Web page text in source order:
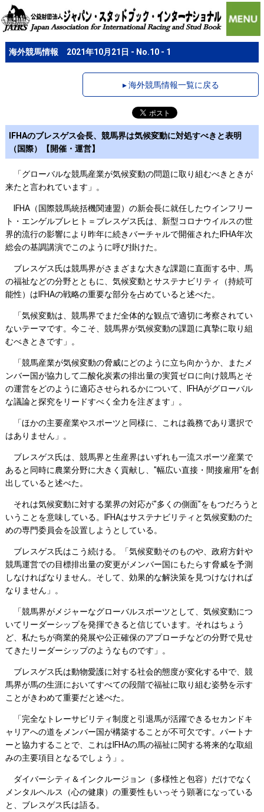
海外競馬情報 2021年10月21日 - No.10 - 1
▸ 海外競馬情報一覧に戻る
IFHAのブレスゲス会長、競馬界は気候変動に対処すべきと表明
（国際）【開催・運営】
「グローバルな競馬産業が気候変動の問題に取り組むべきときが
来たと言われています」。
IFHA（国際競馬統括機関連盟）の新会長に就任したウインフリー
ト・エンゲルブレヒト＝ブレスゲス氏は、新型コロナウイルスの世
界的流行の影響により昨年に続きバーチャルで開催されたIFHA年次
総会の基調講演でこのように呼び掛けた。
ブレスゲス氏は競馬界がさまざまな大きな課題に直面する中、馬
の福祉などの分野とともに、気候変動とサステナビリティ（持続可
能性）はIFHAの戦略の重要な部分を占めていると述べた。
「気候変動は、競馬界でまだ全体的な観点で適切に考察されてい
ないテーマです。今こそ、競馬界が気候変動の課題に真摯に取り組
むべきときです」。
「競馬産業が気候変動の脅威にどのように立ち向かうか、またメ
ンバー国が協力して二酸化炭素の排出量の実質ゼロに向け競馬とそ
の運営をどのように適応させられるかについて、IFHAがグローバル
な議論と探究をリードすべく全力を注ぎます」。
「ほかの主要産業やスポーツと同様に、これは義務であり選択で
はありません」。
ブレスゲス氏は、競馬界と生産界はいずれも一流スポーツ産業で
あると同時に農業分野に大きく貢献し、"幅広い直接・間接雇用"を創
出していると述べた。
それは気候変動に対する業界の対応が"多くの側面"をもつだろうと
いうことを意味している。IFHAはサステナビリティと気候変動のた
めの専門委員会を設置しようとしている。
ブレスゲス氏はこう続ける。「気候変動そのものや、政府方針や
競馬運営での目標排出量の変更がメンバー国にもたらす脅威を予測
しなければなりません。そして、効果的な解決策を見つけなければ
なりません」。
「競馬界がメジャーなグローバルスポーツとして、気候変動につ
いてリーダーシップを発揮できると信じています。それはちょう
ど、私たちが商業的発展や公正確保のアプローチなどの分野で見せ
てきたリーダーシップのようなものです」。
ブレスゲス氏は動物愛護に対する社会的態度が変化する中で、競
馬界が馬の生涯においてすべての段階で福祉に取り組む姿勢を示す
ことがきわめて重要だと述べた。
「完全なトレーサビリティ制度と引退馬が活躍できるセカンドキ
ャリアへの道をメンバー国が構築することが不可欠です。パートナ
ーと協力することで、これはIFHAの馬の福祉に関する将来的な取組
みの主要項目となるでしょう」。
ダイバーシティ＆インクルージョン（多様性と包容）だけでなく
メンタルヘルス（心の健康）の重要性もいっそう顕著になっている
と、ブレスゲス氏は語る。